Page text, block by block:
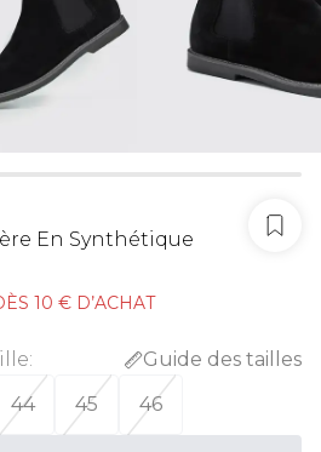
En Synthétique
10 € D’ACHAT
:
Guide des tailles
44 45 46